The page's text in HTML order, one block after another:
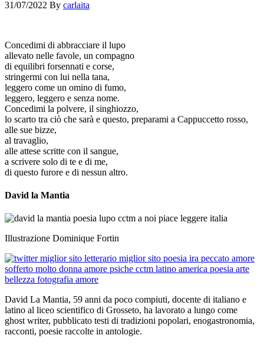
31/07/2022 By carlaita
Concedimi di abbracciare il lupo
allevato nelle favole, un compagno
di equilibri forsennati e corse,
stringermi con lui nella tana,
leggero come un omino di fumo,
leggero, leggero e senza nome.
Concedimi la polvere, il singhiozzo,
lo scarto tra ciò che sarà e questo, preparami a Cappuccetto rosso,
alle sue bizze,
al travaglio,
alle attese scritte con il sangue,
a scrivere solo di te e di me,
di questo furore e di nessun altro.
David la Mantia
Illustrazione Dominique Fortin
David La Mantia, 59 anni da poco compiuti, docente di italiano e
latino al liceo scientifico di Grosseto, ha lavorato a lungo come
ghost writer, pubblicato testi di tradizioni popolari, enogastronomia,
racconti, poesie raccolte in antologie.